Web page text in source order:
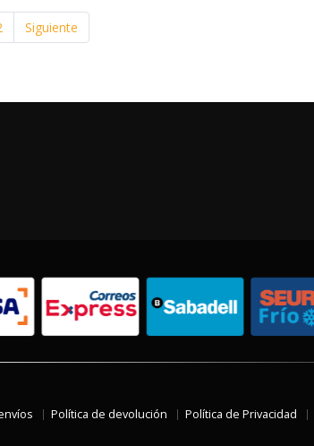
Siguiente
Política de devolución Política de Privacidad